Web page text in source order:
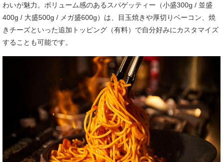
わいが魅力。ボリューム感のあるスパゲッティー（小盛300g / 並盛
400g / 大盛500g / メガ盛600g）は、目玉焼きや厚切りベーコン、焼
きチーズといった追加トッピング（有料）で自分好みにカスタマイズ
することも可能です。